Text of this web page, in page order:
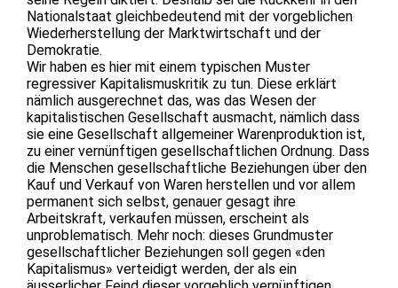
Nationalstaat gleichbedeutend mit der vorgeblichen
Wiederherstellung der Marktwirtschaft und der
Demokratie.
Wir haben es hier mit einem typischen Muster
regressiver Kapitalismuskritik zu tun. Diese erklärt
nämlich ausgerechnet das, was das Wesen der
kapitalistischen Gesellschaft ausmacht, nämlich dass
sie eine Gesellschaft allgemeiner Warenproduktion ist,
zu einer vernünftigen gesellschaftlichen Ordnung. Dass
die Menschen gesellschaftliche Beziehungen über den
Kauf und Verkauf von Waren herstellen und vor allem
permanent sich selbst, genauer gesagt ihre
Arbeitskraft, verkaufen müssen, erscheint als
unproblematisch. Mehr noch: dieses Grundmuster
gesellschaftlicher Beziehungen soll gegen «den
Kapitalismus» verteidigt werden, der als ein